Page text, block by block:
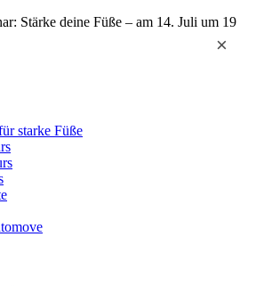
Stärke deine Füße – am 14. Juli um 19
×
starke Füße